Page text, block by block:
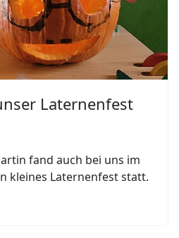
Laternenfest
fand auch bei uns im
kleines Laternenfest statt.